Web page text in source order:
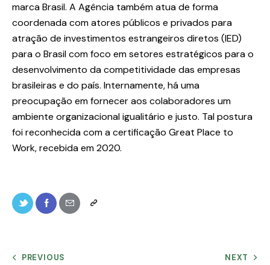
marca Brasil. A Agência também atua de forma
coordenada com atores públicos e privados para
atração de investimentos estrangeiros diretos (IED)
para o Brasil com foco em setores estratégicos para o
desenvolvimento da competitividade das empresas
brasileiras e do país. Internamente, há uma
preocupação em fornecer aos colaboradores um
ambiente organizacional igualitário e justo. Tal postura
foi reconhecida com a certificação Great Place to
Work, recebida em 2020.
PREVIOUS NEXT